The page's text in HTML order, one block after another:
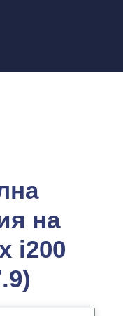
на
i200